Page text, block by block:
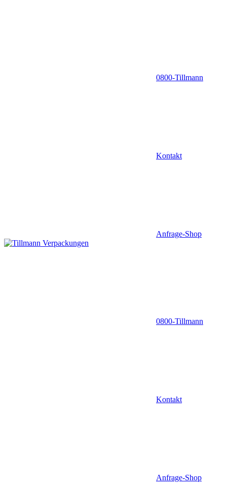
0800-Tillmann
Kontakt
Anfrage-Shop
0800-Tillmann
Kontakt
Anfrage-Shop